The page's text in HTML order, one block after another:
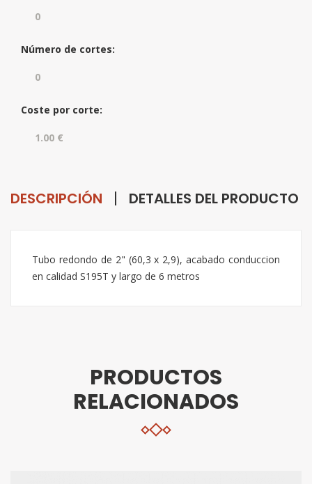
Número de cortes:
Coste por corte:
DESCRIPCIÓN DETALLES DEL PRODUCTO
Tubo redondo de 2" (60,3 x 2,9), acabado conduccion
en calidad S195T y largo de 6 metros
PRODUCTOS
RELACIONADOS